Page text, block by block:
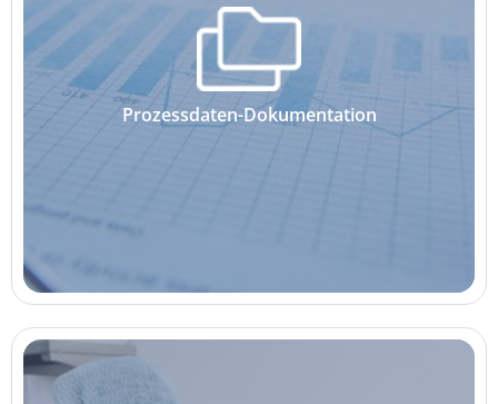
Prozessdaten-Dokumentation